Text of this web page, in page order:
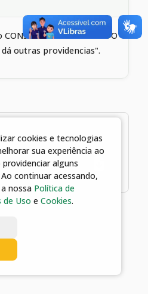
MUNICIPAL DO
dá outras providencias".
| Decreto nº 2121,
2023
cookies e tecnologias
sua experiência ao
alguns
continuar acessando,
nossa Política de
de Uso e Cookies.